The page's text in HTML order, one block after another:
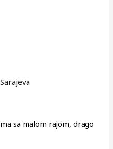
sa malom rajom, drago